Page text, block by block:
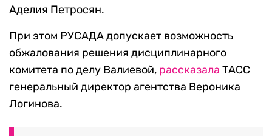
Аделия Петросян.
При этом РУСАДА допускает возможность
обжалования решения дисциплинарного
комитета по делу Валиевой, рассказала ТАСС
генеральный директор агентства Вероника
Логинова.